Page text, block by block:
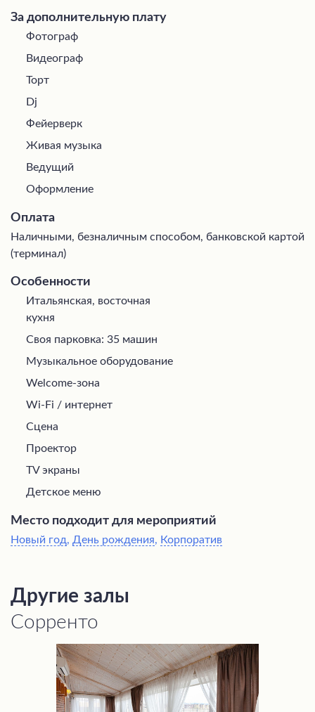
За дополнительную плату
Фотограф
Видеограф
Торт
Dj
Фейерверк
Живая музыка
Ведущий
Оформление
Оплата
Наличными, безналичным способом, банковской картой
(терминал)
Особенности
Итальянская, восточная
кухня
Своя парковка: 35 машин
Музыкальное оборудование
Welcome-зона
Wi-Fi / интернет
Сцена
Проектор
TV экраны
Детское меню
Место подходит для мероприятий
Новый год, День рождения, Корпоратив
Другие залы
Сорренто